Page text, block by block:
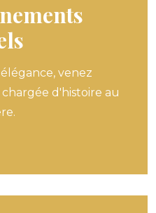
venez
d'histoire au